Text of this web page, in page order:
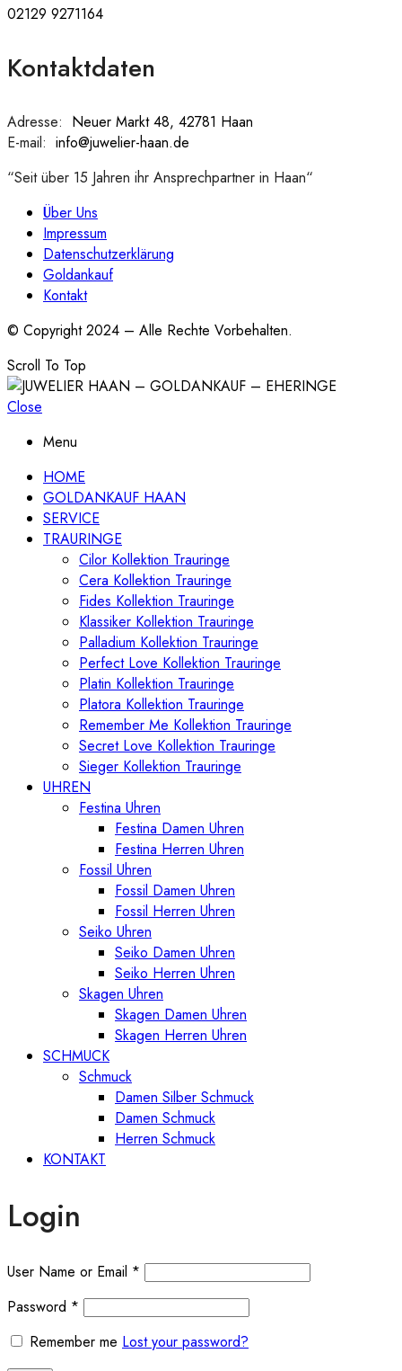
02129 9271164
Kontaktdaten
Adresse: Neuer Markt 48, 42781 Haan
E-mail: info@juwelier-haan.de
“Seit über 15 Jahren ihr Ansprechpartner in Haan“
Über Uns
Impressum
Datenschutzerklärung
Goldankauf
Kontakt
© Copyright 2024 – Alle Rechte Vorbehalten.
Scroll To Top
Close
Menu
HOME
GOLDANKAUF HAAN
SERVICE
TRAURINGE
Cilor Kollektion Trauringe
Cera Kollektion Trauringe
Fides Kollektion Trauringe
Klassiker Kollektion Trauringe
Palladium Kollektion Trauringe
Perfect Love Kollektion Trauringe
Platin Kollektion Trauringe
Platora Kollektion Trauringe
Remember Me Kollektion Trauringe
Secret Love Kollektion Trauringe
Sieger Kollektion Trauringe
UHREN
Festina Uhren
Festina Damen Uhren
Festina Herren Uhren
Fossil Uhren
Fossil Damen Uhren
Fossil Herren Uhren
Seiko Uhren
Seiko Damen Uhren
Seiko Herren Uhren
Skagen Uhren
Skagen Damen Uhren
Skagen Herren Uhren
SCHMUCK
Schmuck
Damen Silber Schmuck
Damen Schmuck
Herren Schmuck
KONTAKT
Login
User Name or Email *
Password *
Remember me Lost your password?